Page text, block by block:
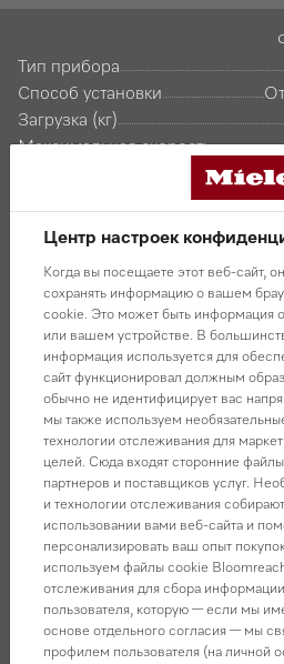
Тип прибора
Способ установки
Загрузка (кг)
Максимальная скорость
Маркетинговый класс:
Дизайн
Особенности конструкции
Управление
Установка
Удобство в управлении
Программы
Дополнительные функции
Центр настроек
Когда вы посещаете этот веб-сайт,
сохранять информацию о вашем
cookie. Это может быть информация
или вашем устройстве. В
информация используется для
сайт функционировал должным
обычно не идентифицирует вас
мы также используем
технологии отслеживания для
целей. Сюда входят сторонние
партнеров и поставщиков услуг.
и технологии отслеживания
использовании вами веб-сайта и
персонализировать ваш опыт
используем файлы cookie
отслеживания для сбора
пользователя, которую — если мы
основе отдельного согласия — мы
профилем пользователя (на личной